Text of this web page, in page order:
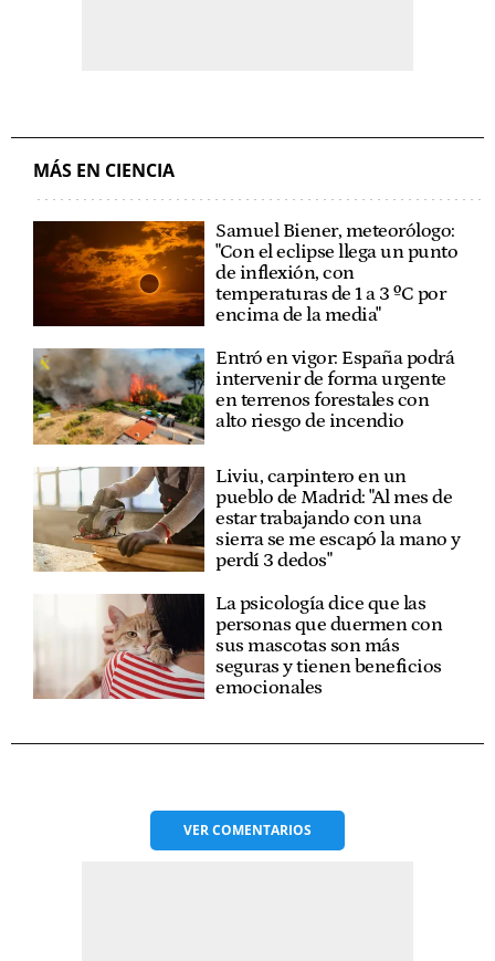
MÁS EN CIENCIA
Samuel Biener, meteorólogo:
"Con el eclipse llega un punto
de inflexión, con
temperaturas de 1 a 3 ºC por
encima de la media"
Entró en vigor: España podrá
intervenir de forma urgente
en terrenos forestales con
alto riesgo de incendio
Liviu, carpintero en un
pueblo de Madrid: "Al mes de
estar trabajando con una
sierra se me escapó la mano y
perdí 3 dedos"
La psicología dice que las
personas que duermen con
sus mascotas son más
seguras y tienen beneficios
emocionales
VERCOMENTARIOS